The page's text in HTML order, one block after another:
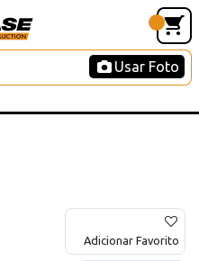
Usar Foto
Adicionar Favorito